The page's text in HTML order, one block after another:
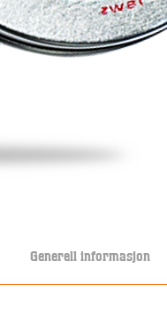
Generell informasjon